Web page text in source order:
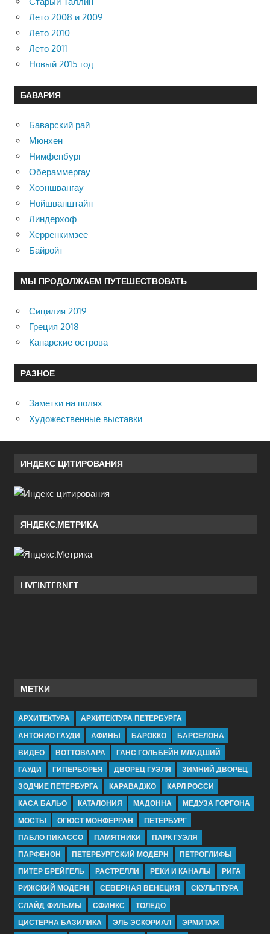
Лето 2008 и 2009
Лето 2010
Лето 2011
Новый 2015 год
БАВАРИЯ
Баварский рай
Мюнхен
Нимфенбург
Обераммергау
Хоэншвангау
Нойшванштайн
Линдерхоф
Херренкимзее
Байройт
МЫ ПРОДОЛЖАЕМ ПУТЕШЕСТВОВАТЬ
Сицилия 2019
Греция 2018
Канарские острова
РАЗНОЕ
Заметки на полях
Художественные выставки
ИНДЕКС ЦИТИРОВАНИЯ
ЯНДЕКС.МЕТРИКА
LIVEINTERNET
МЕТКИ
АРХИТЕКТУРА
АРХИТЕКТУРА ПЕТЕРБУРГА
АНТОНИО ГАУДИ
АФИНЫ БАРОККО
БАРСЕЛОНА
ВИДЕО
ВОТТОВААРА
ГАНС ГОЛЬБЕЙН МЛАДШИЙ
ГАУДИ
ГИПЕРБОРЕЯ ДВОРЕЦ ГУЭЛЯ
ЗИМНИЙ ДВОРЕЦ
ЗОДЧИЕ ПЕТЕРБУРГА
КАРАВАДЖО
КАРЛ РОССИ
КАСА БАЛЬО
КАТАЛОНИЯ МАДОННА
МЕДУЗА ГОРГОНА
МОСТЫ
ОГЮСТ МОНФЕРРАН
ПЕТЕРБУРГ
ПАБЛО ПИКАССО
ПАМЯТНИКИ
ПАРК ГУЭЛЯ
ПАРФЕНОН
ПЕТЕРБУРГСКИЙ МОДЕРН
ПЕТРОГЛИФЫ
ПИТЕР БРЕЙГЕЛЬ
РАСТРЕЛЛИ РЕКИ И КАНАЛЫ
РИГА
РИЖСКИЙ МОДЕРН
СЕВЕРНАЯ ВЕНЕЦИЯ
СКУЛЬПТУРА
СЛАЙД-ФИЛЬМЫ
СФИНКС
ТОЛЕДО
ЦИСТЕРНА БАЗИЛИКА
ЭЛЬ ЭСКОРИАЛ ЭРМИТАЖ